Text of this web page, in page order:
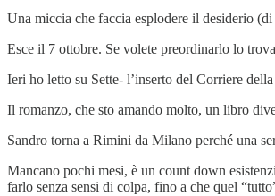
Una miccia che faccia esplodere il desiderio
Esce il 7 ottobre. Se volete preordinarlo lo
Ieri ho letto su Sette- l’inserto del Corriere
Il romanzo, che sto amando molto, un libro
Sandro torna a Rimini da Milano perché una
Mancano pochi mesi, è un count down
farlo senza sensi di colpa, fino a che quel